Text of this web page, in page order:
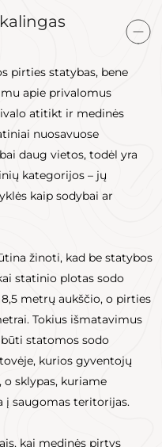
pirties statybas, bene
apie privalomus
atitikt ir medinės
nuosavuose
daug vietos, todėl yra
kategorijos – jų
kaip sodybai ar
žinoti, kad be statybos
statinio plotas sodo
metrų aukščio, o pirties
Tokius išmatavimus
statomos sodo
kurios gyventojų
o sklypas, kuriame
į saugomas teritorijas.
kai medinės pirtys